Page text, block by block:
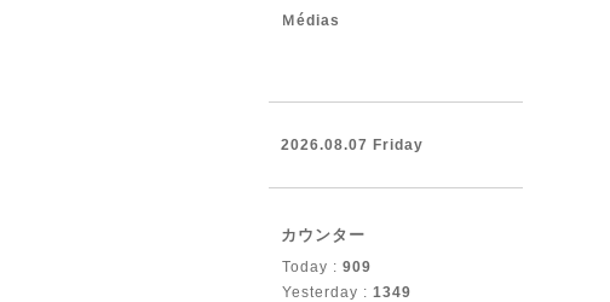
Ｍédias
2026.08.07 Friday
カウンター
Today : 909
Yesterday : 1349